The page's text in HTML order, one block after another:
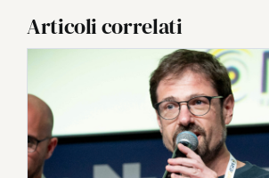
Articoli correlati